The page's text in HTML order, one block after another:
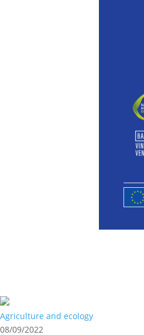
Agriculture and ecology
08/09/2022